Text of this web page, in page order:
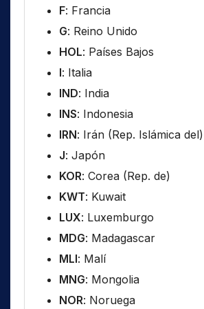
F: Francia
G: Reino Unido
HOL: Países Bajos
I: Italia
IND: India
INS: Indonesia
IRN: Irán (Rep. Islámica del)
J: Japón
KOR: Corea (Rep. de)
KWT: Kuwait
LUX: Luxemburgo
MDG: Madagascar
MLI: Malí
MNG: Mongolia
NOR: Noruega